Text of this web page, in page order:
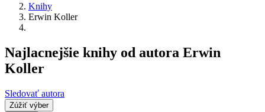
Knihy
Erwin Koller
Najlacnejšie knihy od autora Erwin
Koller
Sledovať autora
Zúžiť výber